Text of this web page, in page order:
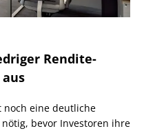
Rendite-
noch eine deutliche
bevor Investoren ihre